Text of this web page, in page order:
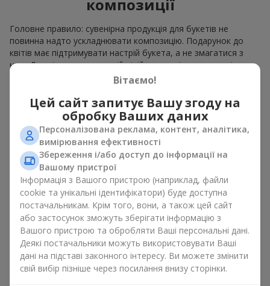
композиції
Головне правило: сувенірна продукція для букетів не
повинна надто ускладнювати композицію. Подарунок до
квітів має підтримувати настрій букета, а не змагатися з
ним. Для ніжних композицій підійде сувенірна продукція для
букетів, як легкі символічні додатки та легкі елементи
Для яскравих є сенс використати більш сміливі додаткові
акценти, як вишуканіцукеркичи дорогі сувеніри.
Сувенірна продукція для букетів повинна вибиратись,
враховуючи й привід, і людину, якій адресований подарунок.
Якщо сумніваєтесь, яка сувенірна продукція для букетів вам
потрібна — обирайте універсальні маленькі приємності,
широкий вибір яких знайдеться у нашому каталозі.
Сувеніри до букетів на різні свята
Свято задає настрій, а сувенірна продукція для букетів його
підкреслює. Саме тому сувеніри для квітів часто обирають з
урахуванням дати та події. В нашому асортименті
знайдеться сувенірна продукція для букетів, що підійде до
Вітаємо!
Цей сайт запитує Вашу згоду на
обробку Ваших даних
Персоналізована реклама, контент, аналітика,
вимірювання ефективності
Збереження і/або доступ до інформації на
Вашому пристрої
Інформація з Вашого пристрою (наприклад, файли
cookie та унікальні ідентифікатори) буде доступна
постачальникам. Крім того, вони, а також цей сайт
або застосунок зможуть зберігати інформацію з
Вашого пристрою та обробляти Ваші персональні дані.
Деякі постачальники можуть використовувати Ваші
дані на підставі законного інтересу. Ви можете змінити
свій вибір пізніше через посилання внизу сторінки.